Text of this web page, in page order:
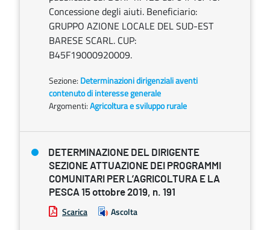
Concessione degli aiuti. Beneficiario:
GRUPPO AZIONE LOCALE DEL SUD-EST
BARESE SCARL. CUP:
B45F19000920009.
Sezione: Determinazioni dirigenziali aventi
contenuto di interesse generale
Argomenti:Agricoltura e sviluppo rurale
DETERMINAZIONE DEL DIRIGENTE
SEZIONE ATTUAZIONE DEI PROGRAMMI
COMUNITARI PER L’AGRICOLTURA E LA
PESCA 15 ottobre 2019, n. 191
Scarica Ascolta